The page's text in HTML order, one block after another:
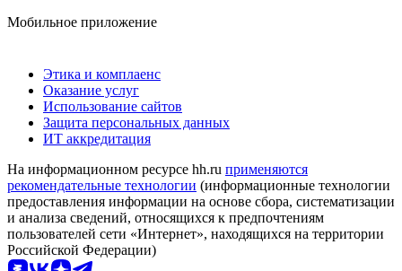
Мобильное приложение
Этика и комплаенс
Оказание услуг
Использование сайтов
Защита персональных данных
ИТ аккредитация
На информационном ресурсе hh.ru применяются
рекомендательные технологии (информационные технологии
предоставления информации на основе сбора, систематизации
и анализа сведений, относящихся к предпочтениям
пользователей сети «Интернет», находящихся на территории
Российской Федерации)